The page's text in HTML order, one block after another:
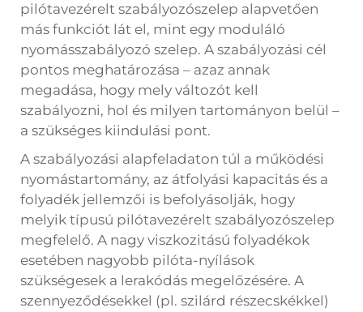
pilótavezérelt szabályozószelep alapvetően
más funkciót lát el, mint egy moduláló
nyomásszabályozó szelep. A szabályozási cél
pontos meghatározása – azaz annak
megadása, hogy mely változót kell
szabályozni, hol és milyen tartományon belül –
a szükséges kiindulási pont.
A szabályozási alapfeladaton túl a működési
nyomástartomány, az átfolyási kapacitás és a
folyadék jellemzői is befolyásolják, hogy
melyik típusú pilótavezérelt szabályozószelep
megfelelő. A nagy viszkozitású folyadékok
esetében nagyobb pilóta-nyílások
szükségesek a lerakódás megelőzésére. A
szennyeződésekkel (pl. szilárd részecskékkel)